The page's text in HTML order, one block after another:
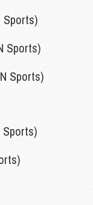
Sports)
Sports)
Sports)
Sports)